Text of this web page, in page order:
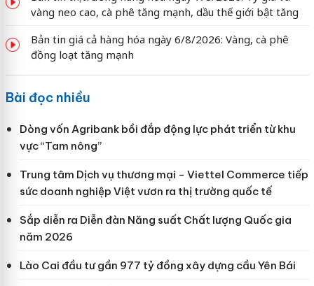
vàng neo cao, cà phê tăng mạnh, dầu thế giới bật tăng
Bản tin giá cả hàng hóa ngày 6/8/2026: Vàng, cà phê
đồng loạt tăng mạnh
Bài đọc nhiều
Dòng vốn Agribank bồi đắp động lực phát triển từ khu
vực “Tam nông”
Trung tâm Dịch vụ thương mại - Viettel Commerce tiếp
sức doanh nghiệp Việt vươn ra thị trường quốc tế
Sắp diễn ra Diễn đàn Năng suất Chất lượng Quốc gia
năm 2026
Lào Cai đầu tư gần 977 tỷ đồng xây dựng cầu Yên Bái